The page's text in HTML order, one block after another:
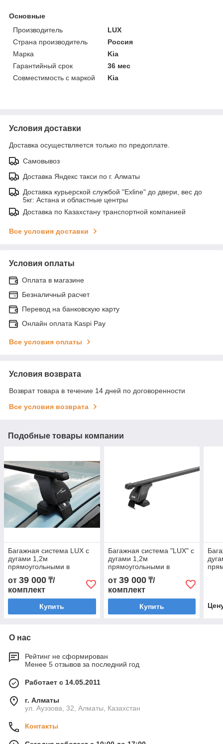
Основные
Производитель
LUX
Страна производитель
Россия
Марка
Kia
Гарантийный срок
36 мес
Совместимость с маркой
Kia
Условия доставки
Доставка осуществляется только по предоплате.
Самовывоз
Доставка Яндекс такси по г. Алматы
Доставка курьерской службой "Exline" до двери, вес до
5кг: Астана и областные центры
Доставка по Казахстану транспортной компанией
Все условия доставки
Условия оплаты
Оплата в магазине
Безналичный расчет
Перевод на банковскую карту
Онлайн оплата Kaspi Pay
Все условия оплаты
Условия возврата
Возврат товара в течение 14 дней по договоренности
Все условия возврата
Подобные товары компании
Багажная система LUX с
дугами 1,2м
прямоугольными в
пластике для а/м Ford
EcoSport без рейлингов
2013-... г.в.
от 39 000 ₸/
комплект
Купить
Багажная система "LUX" с
дугами 1,2м
прямоугольными в
пластике для а/м KIA
Cerato II Sedan 2009-
2013 г.в.
от 39 000₸/
комплект
Купить
О нас
Рейтинг не сформирован
Менее 5 отзывов за последний год
Работает с 14.05.2011
г. Алматы
ул. Ауэзова, 32, Алматы, Казахстан
Контакты